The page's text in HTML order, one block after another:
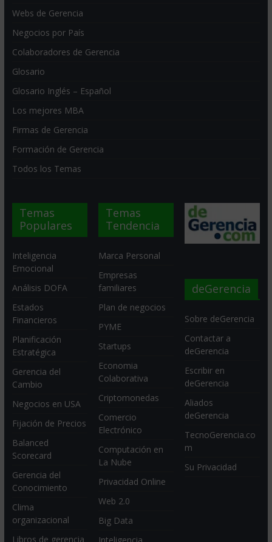
Webs de Gerencia
Negocios por País
Colaboradores de Gerencia
Glosario
Glosario Inglés – Español
Los mejores MBA
Firmas de Gerencia
Formación de Gerencia
Todos los Temas
Temas
Populares
Inteligencia
Emocional
Análisis DOFA
Estados
Financieros
Planificación
Estratégica
Gerencia del
Cambio
Negocios en USA
Fijación de Precios
Balanced
Scorecard
Gerencia del
Conocimiento
Clima
organizacional
Libros de gerencia
Temas
Tendencia
Marca Personal
Empresas
familiares
Plan de negocios
PYME
Startups
Economia
Colaborativa
Criptomonedas
Comercio
Electrónico
Computación en
La Nube
Privacidad Online
Web 2.0
Big Data
deGerencia
Sobre deGerencia
Contactar a
deGerencia
Escribir en
deGerencia
Aliados
deGerencia
TecnoGerencia.co
m
Su Privacidad